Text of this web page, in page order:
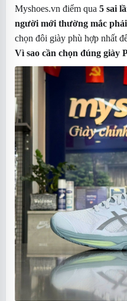
Myshoes.vn điểm qua 5 sai
người mới thường mắc phải
chọn đôi giày phù hợp nhất
Vì sao cần chọn đúng giày